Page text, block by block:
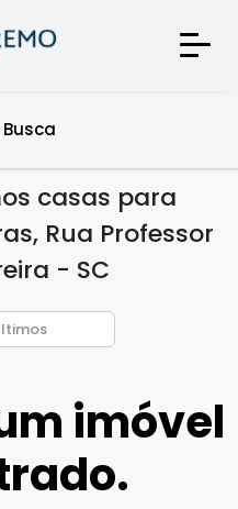
casas para
Rua Professor
- SC
imóvel